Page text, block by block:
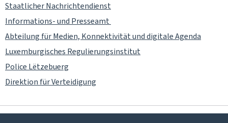
Staatlicher Nachrichtendienst
Informations- und Presseamt
Abteilung für Medien, Konnektivität und digitale Agenda
Luxemburgisches Regulierungsinstitut
Police Lëtzebuerg
Direktion für Verteidigung